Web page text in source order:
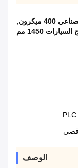
ميكرون
,
1450 مم
الوصف